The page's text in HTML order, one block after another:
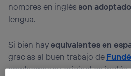
nombres en inglésson
lengua.
Si bien hayequivalentes en
gracias al buen trabajo de
empleemos su original en